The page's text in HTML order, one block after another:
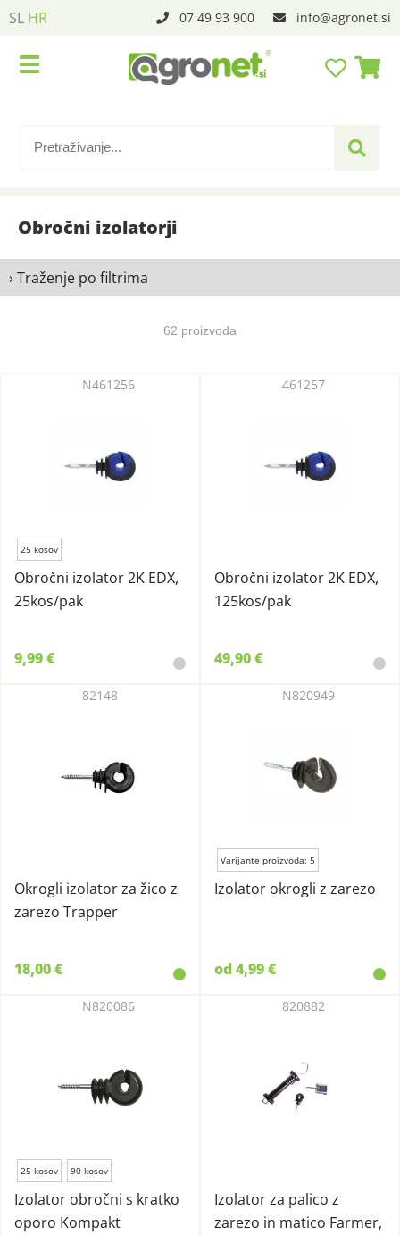
SL HR 07 49 93 900 info agronet.si
Obročni izolatorji
› Traženje po filtrima
62 proizvoda
25 kosov
Obročni izolator 2K EDX,
25kos/pak
N461256
9,99 €
Obročni izolator 2K EDX,
125kos/pak
461257
49,90 €
Okrogli izolator za žico z
zarezo Trapper
82148
18,00 €
Varijante proizvoda: 5
Izolator okrogli z zarezo
N820949
od 4,99 €
25 kosov 90 kosov
Izolator obročni s kratko
oporo Kompakt
N820086
Izolator za palico z
zarezo in matico Farmer,
820882